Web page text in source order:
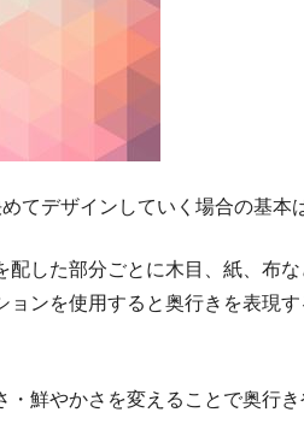
てデザインしていく場合の基本
配した部分ごとに木目、紙、布
ョンを使用すると奥行きを表現
・鮮やかさを変えることで奥行